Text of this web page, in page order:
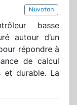
Nuvoton
basse
autour d’un
répondre à
de calcul
et durable. La